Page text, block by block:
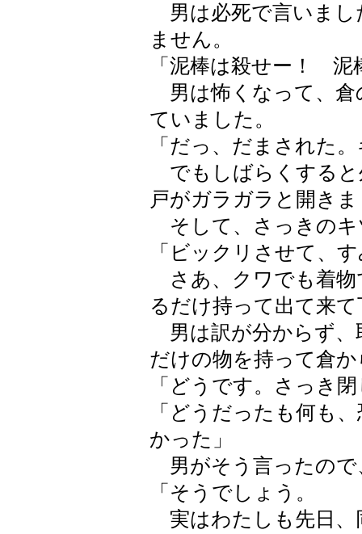
男は必死で言いまし
ません。
「泥棒は殺せー！ 泥
男は怖くなって、倉
ていました。
「だっ、だまされた
でもしばらくすると
戸がガラガラと開き
そして、さっきのキ
「ビックリさせて、
さあ、クワでも着物
るだけ持って出て来
男は訳が分からず、
だけの物を持って倉
「どうです。さっき
「どうだったも何も
かった」
男がそう言ったので
「そうでしょう。
実はわたしも先日、